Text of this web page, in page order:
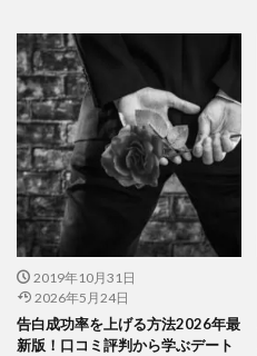
2019年10月31日
2026年5月24日
告白成功率を上げる方法2026年最
新版！口コミ評判から学ぶデート